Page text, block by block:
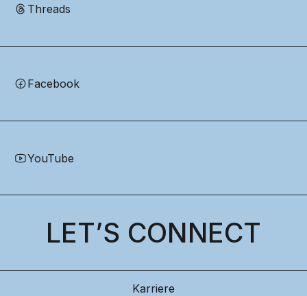
Threads
Facebook
YouTube
LET’S CONNECT
Karriere